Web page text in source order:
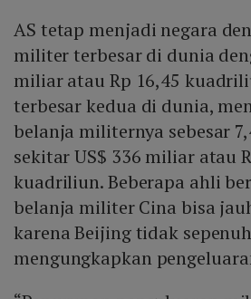
AS tetap menjadi negara
militer terbesar di dunia
miliar atau Rp 16,45
terbesar kedua di dunia,
belanja militernya sebesar
sekitar US$ 336 miliar atau
kuadriliun. Beberapa ahli
belanja militer Cina bisa
karena Beijing tidak
mengungkapkan